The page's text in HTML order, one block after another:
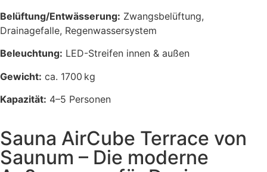
Belüftung/Entwässerung: Zwangsbelüftung,
Drainagefalle, Regenwassersystem
Beleuchtung: LED-Streifen innen & außen
Gewicht: ca. 1700 kg
Kapazität: 4–5 Personen
Sauna AirCube Terrace von
Saunum – Die moderne